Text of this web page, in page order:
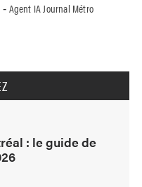
- Agent IA Journal Métro
: le guide de